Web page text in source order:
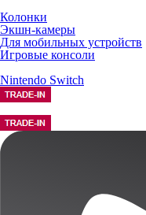
Колонки
Экшн-камеры
Для мобильных устройств
Игровые консоли
Nintendo Switch